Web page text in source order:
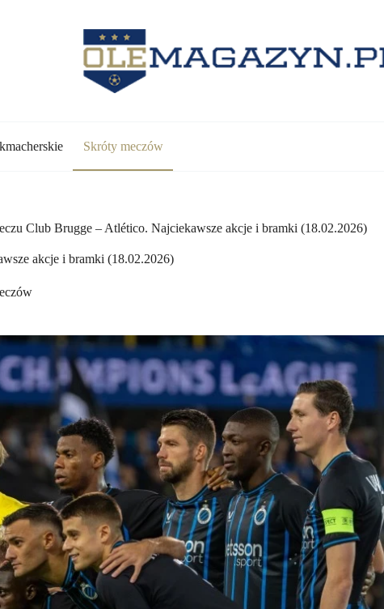
Skróty meczów
Club Brugge – Atlético. Najciekawsze akcje i bramki (18.02.2026)
akcje i bramki (18.02.2026)